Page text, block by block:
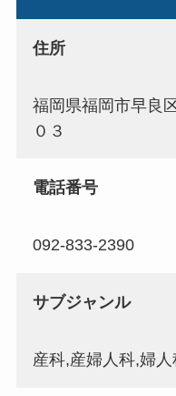
住所
福岡県福岡市早良
０３
電話番号
092-833-2390
サブジャンル
産科,産婦人科,婦